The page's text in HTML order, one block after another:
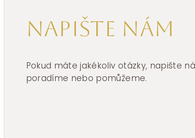
Napište nám
Pokud máte jakékoliv otázky, napište
poradíme nebo pomůžeme.